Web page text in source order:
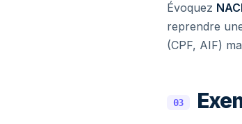
Évoquez
reprendre
(CPF, AIF)
03